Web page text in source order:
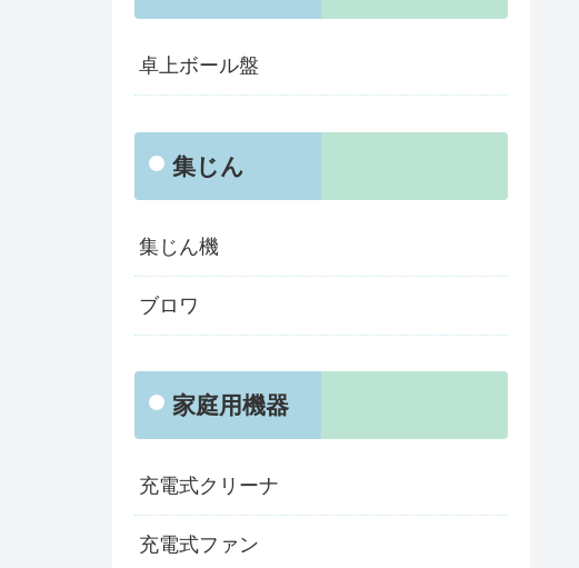
卓上ボール盤
集じん
集じん機
ブロワ
家庭用機器
充電式クリーナ
充電式ファン